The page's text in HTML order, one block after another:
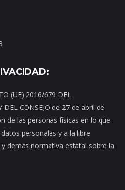
(UE) 2016/679 DEL
DEL CONSEJO de 27 de abril de
de las personas físicas en lo que
personales y a la libre
demás normativa estatal sobre la